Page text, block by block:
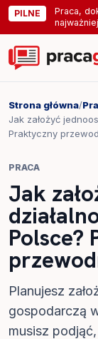
PILNE
Praca,
Strona główna/
Jak założyć
Praktyczny
PRACA
Jak
Polsce?
Planujesz
gospodarczą
musisz